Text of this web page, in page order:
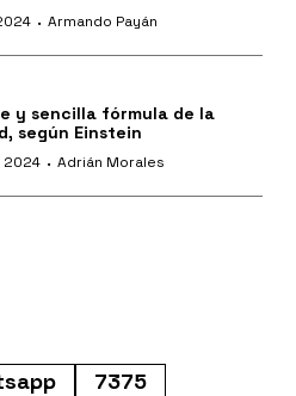
· Armando Payán
y sencilla fórmula de la
según Einstein
2024 · Adrián Morales
7375